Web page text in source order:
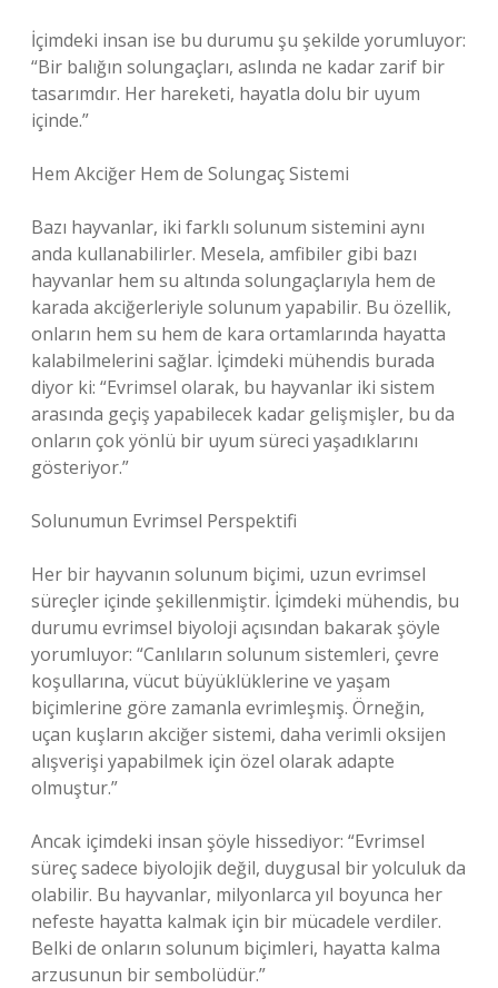
İçimdeki insan ise bu durumu şu şekilde yorumluyor:
“Bir balığın solungaçları, aslında ne kadar zarif bir
tasarımdır. Her hareketi, hayatla dolu bir uyum
içinde.”
Hem Akciğer Hem de Solungaç Sistemi
Bazı hayvanlar, iki farklı solunum sistemini aynı
anda kullanabilirler. Mesela, amfibiler gibi bazı
hayvanlar hem su altında solungaçlarıyla hem de
karada akciğerleriyle solunum yapabilir. Bu özellik,
onların hem su hem de kara ortamlarında hayatta
kalabilmelerini sağlar. İçimdeki mühendis burada
diyor ki: “Evrimsel olarak, bu hayvanlar iki sistem
arasında geçiş yapabilecek kadar gelişmişler, bu da
onların çok yönlü bir uyum süreci yaşadıklarını
gösteriyor.”
Solunumun Evrimsel Perspektifi
Her bir hayvanın solunum biçimi, uzun evrimsel
süreçler içinde şekillenmiştir. İçimdeki mühendis, bu
durumu evrimsel biyoloji açısından bakarak şöyle
yorumluyor: “Canlıların solunum sistemleri, çevre
koşullarına, vücut büyüklüklerine ve yaşam
biçimlerine göre zamanla evrimleşmiş. Örneğin,
uçan kuşların akciğer sistemi, daha verimli oksijen
alışverişi yapabilmek için özel olarak adapte
olmuştur.”
Ancak içimdeki insan şöyle hissediyor: “Evrimsel
süreç sadece biyolojik değil, duygusal bir yolculuk da
olabilir. Bu hayvanlar, milyonlarca yıl boyunca her
nefeste hayatta kalmak için bir mücadele verdiler.
Belki de onların solunum biçimleri, hayatta kalma
arzusunun bir sembolüdür.”